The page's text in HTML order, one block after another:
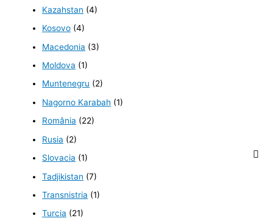
Kazahstan (4)
Kosovo (4)
Macedonia (3)
Moldova (1)
Muntenegru (2)
Nagorno Karabah (1)
România (22)
Rusia (2)
Slovacia (1)
Tadjikistan (7)
Transnistria (1)
Turcia (21)